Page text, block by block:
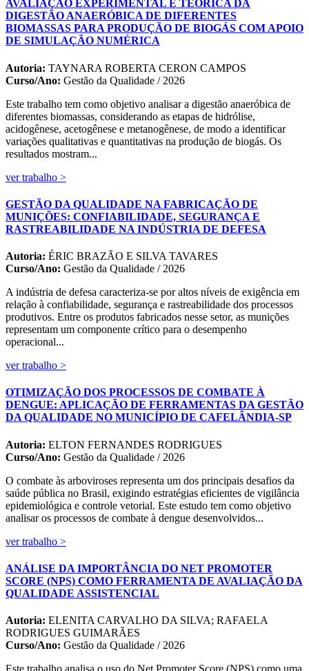
AVALIAÇÃO EXPERIMENTAL E TEÓRICA DA
DIGESTÃO ANAERÓBICA DE DIFERENTES
BIOMASSAS PARA PRODUÇÃO DE BIOGÁS COM APOIO
DE SIMULAÇÃO NUMÉRICA
Autoria: TAYNARA ROBERTA CERON CAMPOS
Curso/Ano: Gestão da Qualidade / 2026
Este trabalho tem como objetivo analisar a digestão anaeróbica de
diferentes biomassas, considerando as etapas de hidrólise,
acidogênese, acetogênese e metanogênese, de modo a identificar
variações qualitativas e quantitativas na produção de biogás. Os
resultados mostram...
ver trabalho >
GESTÃO DA QUALIDADE NA FABRICAÇÃO DE
MUNIÇÕES: CONFIABILIDADE, SEGURANÇA E
RASTREABILIDADE NA INDÚSTRIA DE DEFESA
Autoria: ÉRIC BRAZÃO E SILVA TAVARES
Curso/Ano: Gestão da Qualidade / 2026
A indústria de defesa caracteriza-se por altos níveis de exigência em
relação à confiabilidade, segurança e rastreabilidade dos processos
produtivos. Entre os produtos fabricados nesse setor, as munições
representam um componente crítico para o desempenho
operacional...
ver trabalho >
OTIMIZAÇÃO DOS PROCESSOS DE COMBATE À
DENGUE: APLICAÇÃO DE FERRAMENTAS DA GESTÃO
DA QUALIDADE NO MUNICÍPIO DE CAFELÂNDIA-SP
Autoria: ELTON FERNANDES RODRIGUES
Curso/Ano: Gestão da Qualidade / 2026
O combate às arboviroses representa um dos principais desafios da
saúde pública no Brasil, exigindo estratégias eficientes de vigilância
epidemiológica e controle vetorial. Este estudo tem como objetivo
analisar os processos de combate à dengue desenvolvidos...
ver trabalho >
ANÁLISE DA IMPORTÂNCIA DO NET PROMOTER
SCORE (NPS) COMO FERRAMENTA DE AVALIAÇÃO DA
QUALIDADE ASSISTENCIAL
Autoria: ELENITA CARVALHO DA SILVA; RAFAELA
RODRIGUES GUIMARÃES
Curso/Ano: Gestão da Qualidade / 2026